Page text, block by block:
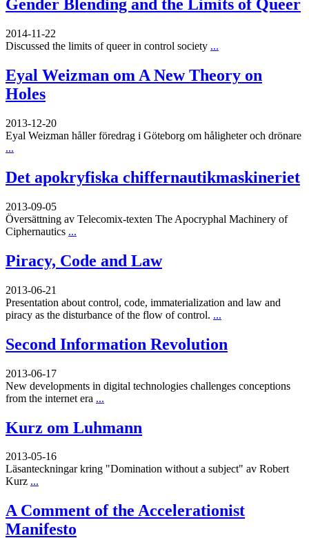
Gender Blending and the Limits of Queer
2014-11-22
Discussed the limits of queer in control society ...
Eyal Weizman om A New Theory on
Holes
2013-12-20
Eyal Weizman håller föredrag i Göteborg om håligheter och drönare
...
Det apokryfiska chiffernautikmaskineriet
2013-09-05
Översättning av Telecomix-texten The Apocryphal Machinery of
Ciphernautics ...
Piracy, Code and Law
2013-06-21
Presentation about control, code, immaterialization and law and
piracy as the disturbance of the flow of control. ...
Second Information Revolution
2013-06-17
New developments in digital technologies challenges conceptions
from the internet era ...
Kurz om Luhmann
2013-05-16
Läsanteckningar kring "Domination without a subject" av Robert
Kurz ...
A Comment of the Accelerationist
Manifesto